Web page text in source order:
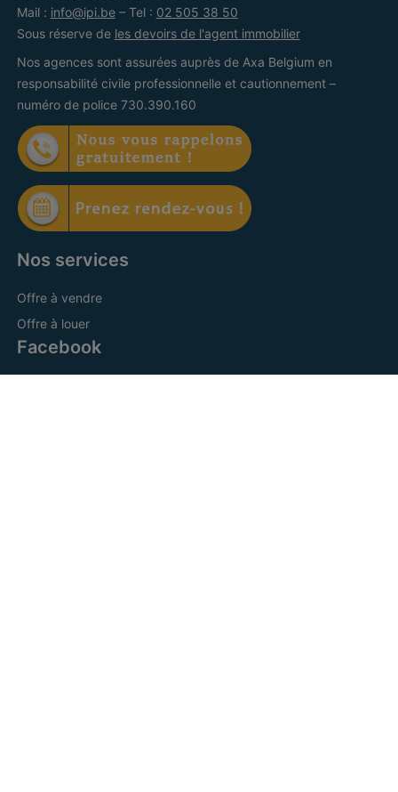
Mail : info@ipi.be– Tel : 02 505 38 50
Sous réserve de les devoirs de l'agent immobilier
Nos agences sont assurées auprès de Axa Belgium en
responsabilité civile professionnelle et cautionnement –
numéro de police 730.390.160
Nos services
Offre à vendre
Offre à louer
Facebook